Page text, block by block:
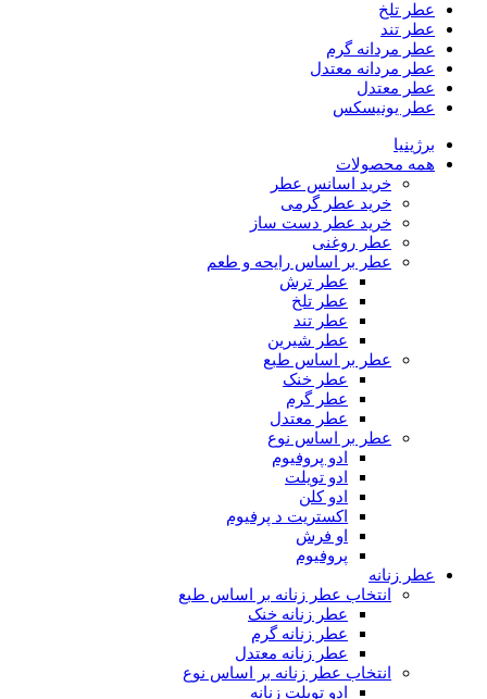
عطر تلخ
عطر تند
عطر مردانه گرم
عطر مردانه معتدل
عطر معتدل
عطر یونیسکس
برژینیا
همه محصولات
خرید اسانس عطر
خرید عطر گرمی
خرید عطر دست ساز
عطر روغنی
عطر بر اساس رایحه و طعم
عطر ترش
عطر تلخ
عطر تند
عطر شیرین
عطر بر اساس طبع
عطر خنک
عطر گرم
عطر معتدل
عطر بر اساس نوع
ادو پروفیوم
ادو تویلت
ادو کلن
اکستریت د پرفیوم
او فرش
پروفیوم
عطر زنانه
انتخاب عطر زنانه بر اساس طبع
عطر زنانه خنک
عطر زنانه گرم
عطر زنانه معتدل
انتخاب عطر زنانه بر اساس نوع
ادو تویلت زنانه